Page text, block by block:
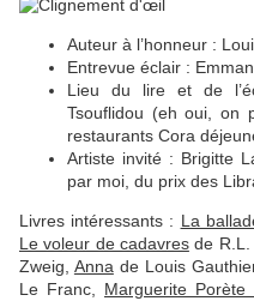
Auteur à l’honneur :
Entrevue éclair :
Lieu du lire et de
Tsouflidou (eh oui, on
restaurants Cora
Artiste invité : Brigitte
par moi, du prix des
Livres intéressants : La
Le voleur de cadavresde R.L.
Zweig, Anna de Louis
Le Franc, Marguerite Porète